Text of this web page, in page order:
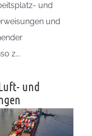
und
und
z...
und